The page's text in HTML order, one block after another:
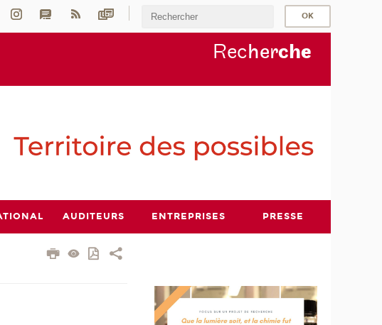
Recherche
AUDITEURS ENTREPRISES PRESSE